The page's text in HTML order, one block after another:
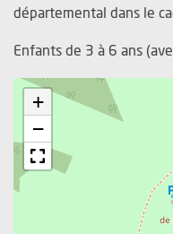
départemental dans le
Enfants de 3 à 6 ans
+
−